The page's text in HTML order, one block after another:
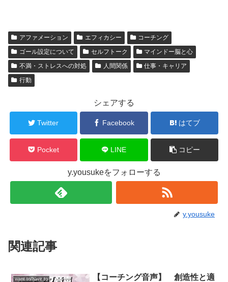
アファメーション エフィカシー
コーチング
ゴール設定について
セルフトーク
マインドー脳と心
不満・ストレスへの対処
人間関係
仕事・キャリア
行動
シェアする
Twitter Facebook はてブ
Pocket LINE コピー
y.yousukeをフォローする
y.yousuke
関連記事
want to/have to
【コーチング音声】 創造性と適